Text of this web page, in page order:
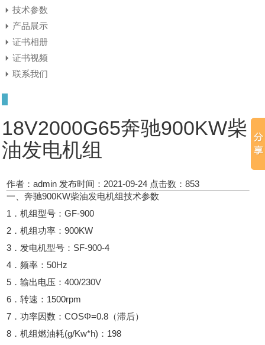
技术参数
产品展示
证书相册
证书视频
联系我们
18V2000G65奔驰900KW柴
油发电机组
作者：admin 发布时间：2021-09-24 点击数： 853
一、奔驰900KW柴油发电机组技术参数
1．机组型号：GF-900
2．机组功率：900KW
3．发电机型号：SF-900-4
4．频率：50Hz
5．输出电压：400/230V
6．转速：1500rpm
7．功率因数：COSΦ=0.8（滞后）
8．机组燃油耗(g/Kw*h)：198